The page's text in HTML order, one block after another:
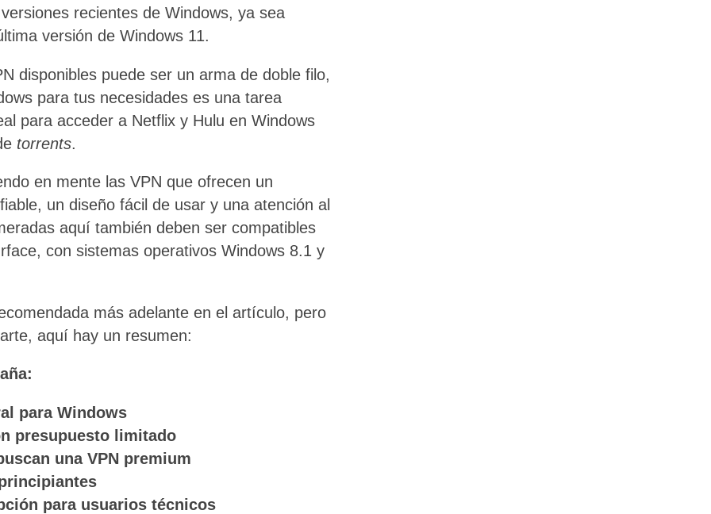
recientes de Windows, ya sea
versión de Windows 11.
disponibles puede ser un arma de doble filo,
para tus necesidades es una tarea
para acceder a Netflix y Hulu en Windows
torrents.
en mente las VPN que ofrecen un
un diseño fácil de usar y una atención al
aquí también deben ser compatibles
con sistemas operativos Windows 8.1 y
más adelante en el artículo, pero
aquí hay un resumen:
para Windows
presupuesto limitado
una VPN premium
para usuarios técnicos